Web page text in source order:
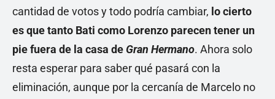
cantidad de votos y todo podría cambiar, lo cierto
es que tanto Bati como Lorenzo parecen tener un
pie fuera de la casa de Gran Hermano. Ahora solo
resta esperar para saber qué pasará con la
eliminación, aunque por la cercanía de Marcelo no